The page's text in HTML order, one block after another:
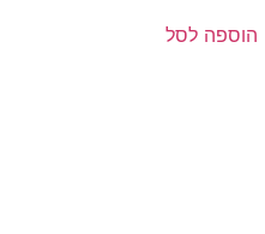
הוספה לסל